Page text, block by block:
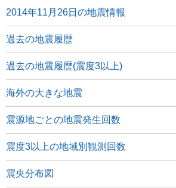
2014年11月26日の地震情報
過去の地震履歴
過去の地震履歴(震度3以上)
海外の大きな地震
震源地ごとの地震発生回数
震度3以上の地域別観測回数
震央分布図